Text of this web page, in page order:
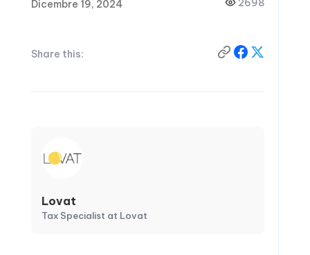
Dicembre 19, 2024 2698
Share this:
Lovat
Tax Specialist at Lovat